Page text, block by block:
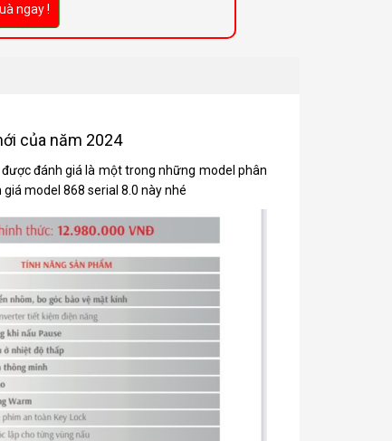
ngay !
của năm 2024
đánh giá là một trong những model phân
model 868 serial 8.0 này nhé